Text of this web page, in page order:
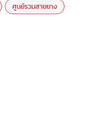
ศูนย์รวมสายยาง